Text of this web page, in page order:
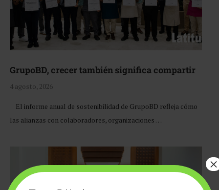
GrupoBD, crecer también significa compartir
4 agosto, 2026
El informe anual de sostenibilidad de GrupoBD refleja cómo
las alianzas con colaboradores, organizaciones …
×